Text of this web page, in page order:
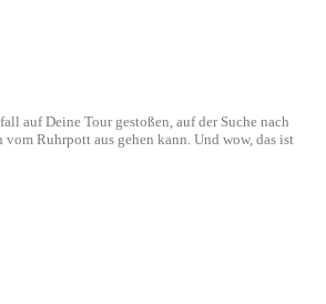
auf Deine Tour gestoßen, auf der Suche nach
vom Ruhrpott aus gehen kann. Und wow, das ist